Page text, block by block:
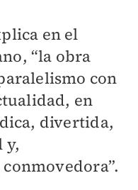
en el
“la obra
con
en
divertida,
y,